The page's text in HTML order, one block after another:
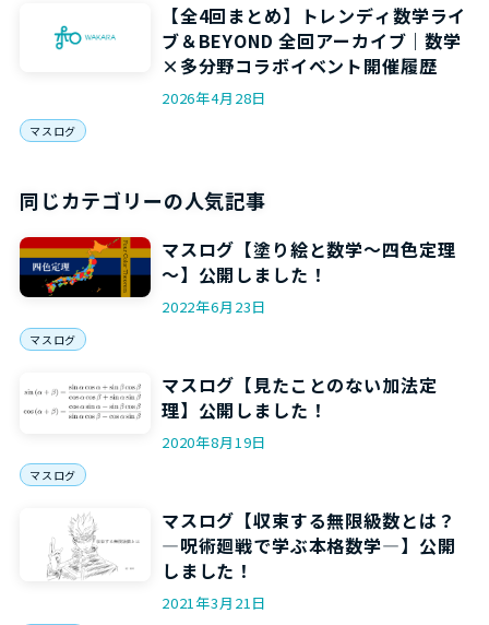
【全4回まとめ】トレンディ数学ライ
ブ＆BEYOND 全回アーカイブ｜数学
×多分野コラボイベント開催履歴
2026年4月28日
マスログ
同じカテゴリーの人気記事
マスログ【塗り絵と数学～四色定理
～】公開しました！
2022年6月23日
マスログ
マスログ【見たことのない加法定
理】公開しました！
2020年8月19日
マスログ
マスログ【収束する無限級数とは？
―呪術廻戦で学ぶ本格数学―】公開
しました！
2021年3月21日